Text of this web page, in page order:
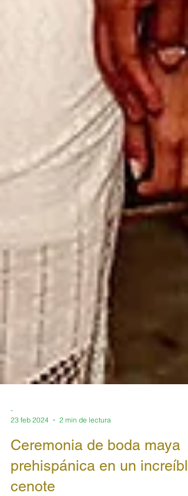
23 feb 2024
2 min de lectura
Ceremonia de boda maya
prehispánica en un increíble